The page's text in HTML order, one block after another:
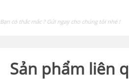
Bạn có thắc mắc ? Gửi ngay cho chúng tôi nhé !
Sản phẩm liên